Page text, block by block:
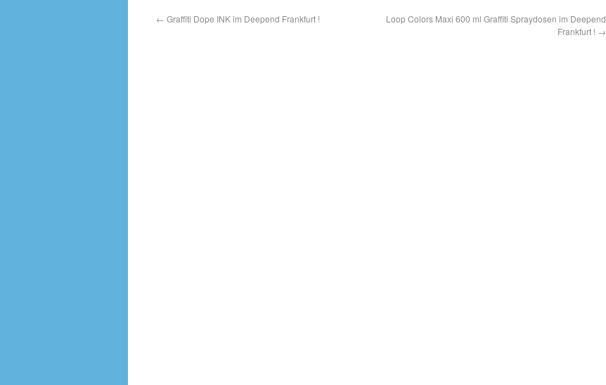
← Graffiti Dope INK im Deepend Frankfurt !
Loop Colors Maxi 600 ml Graffiti Spraydosen im Deepend
Frankfurt ! →